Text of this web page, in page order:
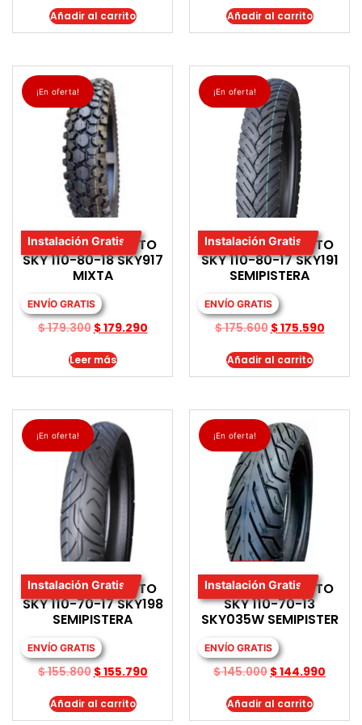
Añadir al carrito Añadir al carrito
¡En oferta!
Instalación Gratis
LLANTA PARA MOTO
SKY 110-80-18 SKY917
MIXTA
ENVÍO GRATIS
$179.300 $179.290
Leer más
¡En oferta!
Instalación Gratis
LLANTA PARA MOTO
SKY 110-80-17 SKY191
SEMIPISTERA
ENVÍO GRATIS
$175.600 $175.590
Añadir al carrito
¡En oferta!
Instalación Gratis
LLANTA PARA MOTO
SKY 110-70-17 SKY198
SEMIPISTERA
ENVÍO GRATIS
$155.800 $155.790
Añadir al carrito
¡En oferta!
Instalación Gratis
LLANTA PARA MOTO
SKY 110-70-13
SKY035W SEMIPISTER
ENVÍO GRATIS
$145.000 $144.990
Añadir al carrito